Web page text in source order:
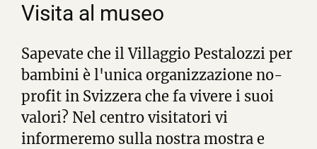
Visita al museo
Sapevate che il Villaggio Pestalozzi per
bambini è l'unica organizzazione no-
profit in Svizzera che fa vivere i suoi
valori? Nel centro visitatori vi
informeremo sulla nostra mostra e